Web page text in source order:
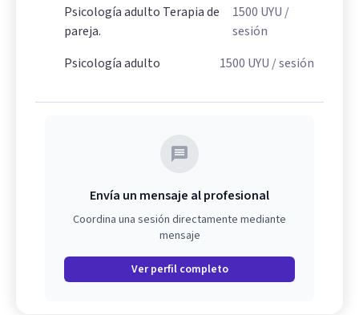
Psicología adulto Terapia de
pareja.
1500 UYU /
sesión
Psicología adulto
1500 UYU / sesión
Envía un mensaje al profesional
Coordina una sesión directamente mediante
mensaje
Ver perfil completo